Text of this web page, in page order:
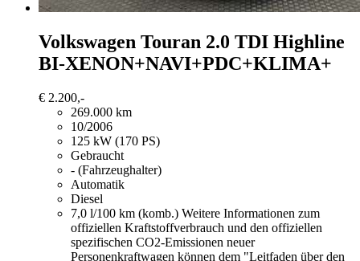
Volkswagen Touran 2.0 TDI Highline
BI-XENON+NAVI+PDC+KLIMA+
€ 2.200,-
269.000 km
10/2006
125 kW (170 PS)
Gebraucht
- (Fahrzeughalter)
Automatik
Diesel
7,0 l/100 km (komb.) Weitere Informationen zum
offiziellen Kraftstoffverbrauch und den offiziellen
spezifischen CO2-Emissionen neuer
Personenkraftwagen können dem "Leitfaden über den